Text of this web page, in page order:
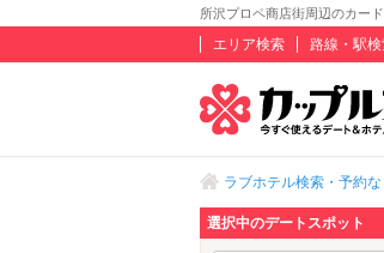
所沢プロペ商店街周辺のカー
エリア検索 路線・駅
ラブホテル検索・予約
選択中のデートスポット